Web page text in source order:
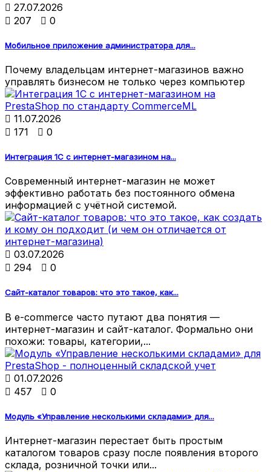
 27.07.2026
 207  0
Мобильное приложение администратора для...
Почему владельцам интернет-магазинов важно
управлять бизнесом не только через компьютер
 11.07.2026
 171  0
Интеграция 1С с интернет-магазином на...
Современный интернет-магазин не может
эффективно работать без постоянного обмена
информацией с учётной системой.
 03.07.2026
 294  0
Сайт-каталог товаров: что это такое, как...
В e-commerce часто путают два понятия —
интернет-магазин и сайт-каталог. Формально они
похожи: товары, категории,...
 01.07.2026
 457  0
Модуль «Управление несколькими складами» для...
Интернет-магазин перестает быть простым
каталогом товаров сразу после появления второго
склада, розничной точки или...